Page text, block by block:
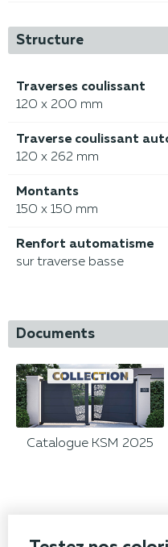
Structure
Traverses coulissant
120 x 200 mm
Traverse coulissant
120 x 262 mm
Montants
150 x 150 mm
Renfort automatisme
sur traverse basse
Documents
Catalogue KSM 2025